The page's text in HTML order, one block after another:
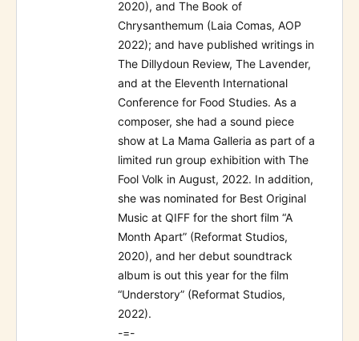
2020), and The Book of
Chrysanthemum (Laia Comas, AOP
2022); and have published writings in
The Dillydoun Review, The Lavender,
and at the Eleventh International
Conference for Food Studies. As a
composer, she had a sound piece
show at La Mama Galleria as part of a
limited run group exhibition with The
Fool Volk in August, 2022. In addition,
she was nominated for Best Original
Music at QIFF for the short film “A
Month Apart” (Reformat Studios,
2020), and her debut soundtrack
album is out this year for the film
“Understory” (Reformat Studios,
2022).
-=-